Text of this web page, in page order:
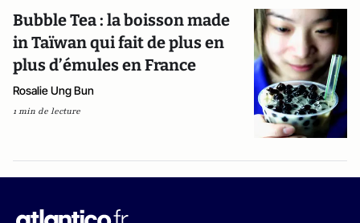
Bubble Tea : la boisson made
in Taïwan qui fait de plus en
plus d’émules en France
Rosalie Ung Bun
1 min de lecture